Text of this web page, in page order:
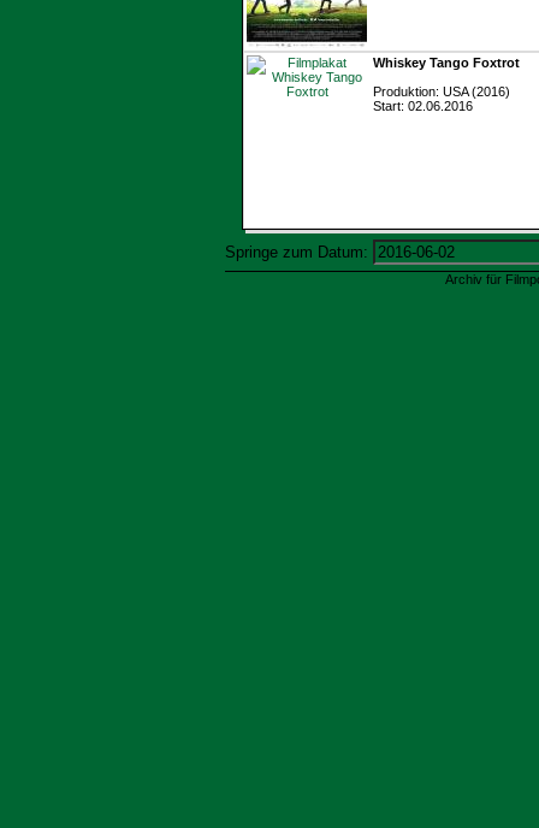
Whiskey Tango Foxtrot
Produktion: USA (2016)
Start: 02.06.2016
Springe zum Datum:
Archiv für